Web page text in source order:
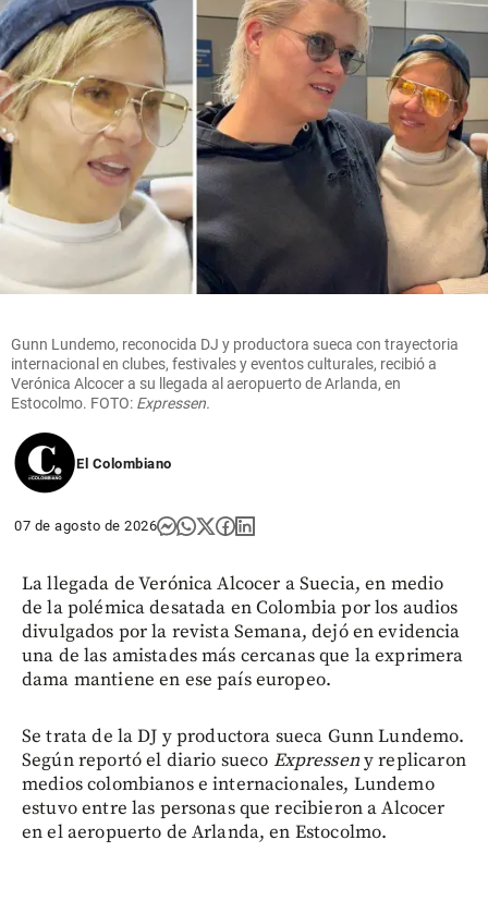
Gunn Lundemo, reconocida DJ y productora sueca con trayectoria
internacional en clubes, festivales y eventos culturales, recibió a
Verónica Alcocer a su llegada al aeropuerto de Arlanda, en
Estocolmo. FOTO: Expressen.
El Colombiano
07 de agosto de 2026
La llegada de Verónica Alcocer a Suecia, en medio
de la polémica desatada en Colombia por los audios
divulgados por la revista Semana, dejó en evidencia
una de las amistades más cercanas que la exprimera
dama mantiene en ese país europeo.
Se trata de la DJ y productora sueca Gunn Lundemo.
Según reportó el diario sueco Expresseny replicaron
medios colombianos e internacionales, Lundemo
estuvo entre las personas que recibieron a Alcocer
en el aeropuerto de Arlanda, en Estocolmo.